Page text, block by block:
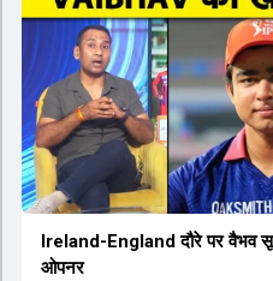
मेडिकल क्लीयरेंस नहीं मिली है। शनिवार
बैठक में यह देखना अहम होगा कि क्या
पर टीम में शामिल करते हैं या नहीं।
Ireland-England दौरे पर वैभव
ओपनर